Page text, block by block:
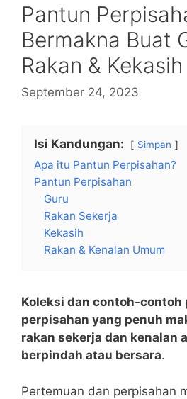
Pantun
Bermakna Buat
Rakan & Kekasih
September 24, 2023
Isi Kandungan: Simpan
Apa itu Pantun Perpisahan?
Pantun Perpisahan
Guru
Rakan Sekerja
Kekasih
Rakan & Kenalan Umum
Koleksi dan contoh-contoh
perpisahan yang penuh
rakan sekerja dan kenalan
berpindah atau bersara.
Pertemuan dan perpisahan